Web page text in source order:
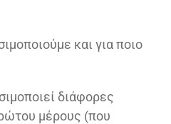
και για ποιο
διάφορες
μέρους (που